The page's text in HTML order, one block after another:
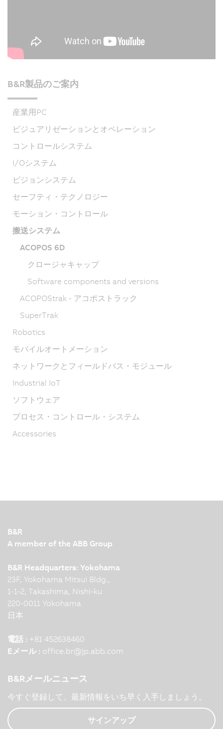
B&R製品のご案内
産業用PC
ビジュアリゼーションとオペレーション
コントロールシステム
I/Oシステム
ビジョンシステム
セーフティ・テクノロジー
モーション・コントロール
搬送システム
ACOPOS 6D
クロージャキャップ
Software components and versions
ACOPOStrak - アコポストラック
SuperTrak
Robotics
モバイルオートメーション
ネットワークとフィールドバス・モジュール
Industrial IoT
ソフトウェア
プロセス・コントロール・システム
Accessories
B&R
A member of the ABB Group
B&R Headquarters: Yokohama
23F, Yokohama Mitsui Bldg.,
1-1-2, Takashima, Nishi-ku
220-0011 Yokohama
日本
電話 : +81 452638460
Eメール : office.br@jp.abb.com
B&Rメールニュース
今すぐ登録して、最新情報をいち早く入手しましょう。
サインアップ